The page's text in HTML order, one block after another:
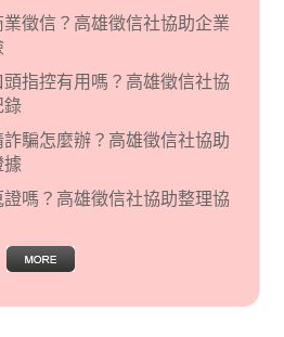
徵信？高雄徵信社協助企業
指控有用嗎？高雄徵信社協
錄
騙怎麼辦？高雄徵信社協助
據
嗎？高雄徵信社協助整理協